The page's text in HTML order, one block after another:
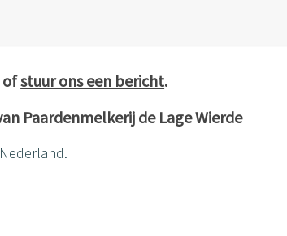
ofstuur ons een bericht.
Paardenmelkerij de Lage Wierde